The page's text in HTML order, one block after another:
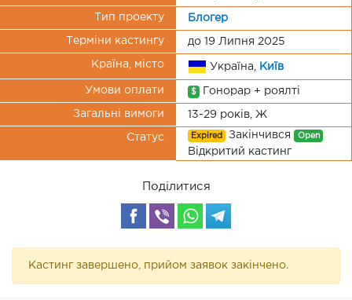
Тип проекту Блогер
Терміни кастингу до 19 Липня 2025
Країна, місто Україна, Київ
Умови оплати $ Гонорар + роялті
Загальні вимоги 13-29 років, Ж
Статус Expired Закінчився Open
Відкритий кастинг
Поділитися
Кастинг завершено, прийом заявок закінчено.